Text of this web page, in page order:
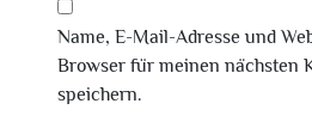
Name, E-Mail-Adresse und
Browser für meinen nächsten
speichern.